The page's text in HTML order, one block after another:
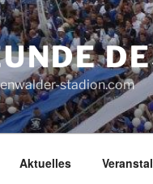
stadion.com
Aktuelles